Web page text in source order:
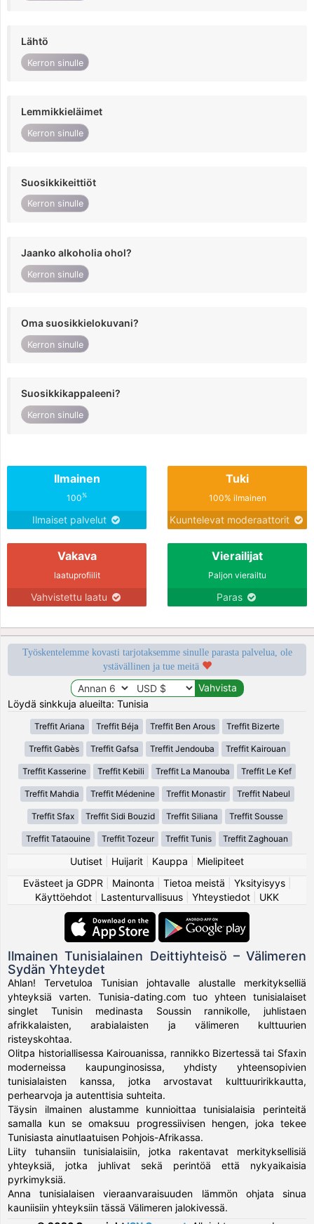
Lähtö
Kerron sinulle
Lemmikkieläimet
Kerron sinulle
Suosikkikeittiöt
Kerron sinulle
Jaanko alkoholia ohol?
Kerron sinulle
Oma suosikkielokuvani?
Kerron sinulle
Suosikkikappaleeni?
Kerron sinulle
Ilmainen
100%
Ilmaiset palvelut
Tuki
100% ilmainen
Kuuntelevat moderaattorit
Vakava
laatuprofiilit
Vahvistettu laatu
Vierailijat
Paljon vierailtu
Paras
Työskentelemme kovasti tarjotaksemme sinulle parasta palvelua, ole
ystävällinen ja tue meitä
Löydä sinkkuja alueilta: Tunisia
Treffit Ariana Treffit Béja Treffit Ben Arous Treffit Bizerte
Treffit Gabès Treffit Gafsa Treffit Jendouba Treffit Kairouan
Treffit Kasserine Treffit Kebili Treffit La Manouba Treffit Le Kef
Treffit Mahdia Treffit Médenine Treffit Monastir Treffit Nabeul
Treffit Sfax Treffit Sidi Bouzid Treffit Siliana Treffit Sousse
Treffit Tataouine Treffit Tozeur Treffit Tunis Treffit Zaghouan
Uutiset Huijarit Kauppa
Mielipiteet
Evästeet ja GDPR
Mainonta Tietoa meistä Yksityisyys|
Käyttöehdot
Lastenturvallisuus Yhteystiedot UKK
Ilmainen Tunisialainen Deittiyhteisö – Välimeren
Sydän Yhteydet
Ahlan! Tervetuloa Tunisian johtavalle alustalle merkitykselliä
yhteyksiä varten. Tunisia-dating.com tuo yhteen tunisialaiset
singlet Tunisin medinasta Soussin rannikolle, juhlistaen
afrikkalaisten, arabialaisten ja välimeren kulttuurien
risteyskohtaa.
Olitpa historiallisessa Kairouanissa, rannikko Bizertessä tai Sfaxin
moderneissa kaupunginosissa, yhdisty yhteensopivien
tunisialaisten kanssa, jotka arvostavat kulttuuririkkautta,
perhearvoja ja autenttisia suhteita.
Täysin ilmainen alustamme kunnioittaa tunisialaisia perinteitä
samalla kun se omaksuu progressiivisen hengen, joka tekee
Tunisiasta ainutlaatuisen Pohjois-Afrikassa.
Liity tuhansiin tunisialaisiin, jotka rakentavat merkityksellisiä
yhteyksiä, jotka juhlivat sekä perintöä että nykyaikaisia
pyrkimyksiä.
Anna tunisialaisen vieraanvaraisuuden lämmön ohjata sinua
kauniisiin yhteyksiin tässä Välimeren jalokivessä.